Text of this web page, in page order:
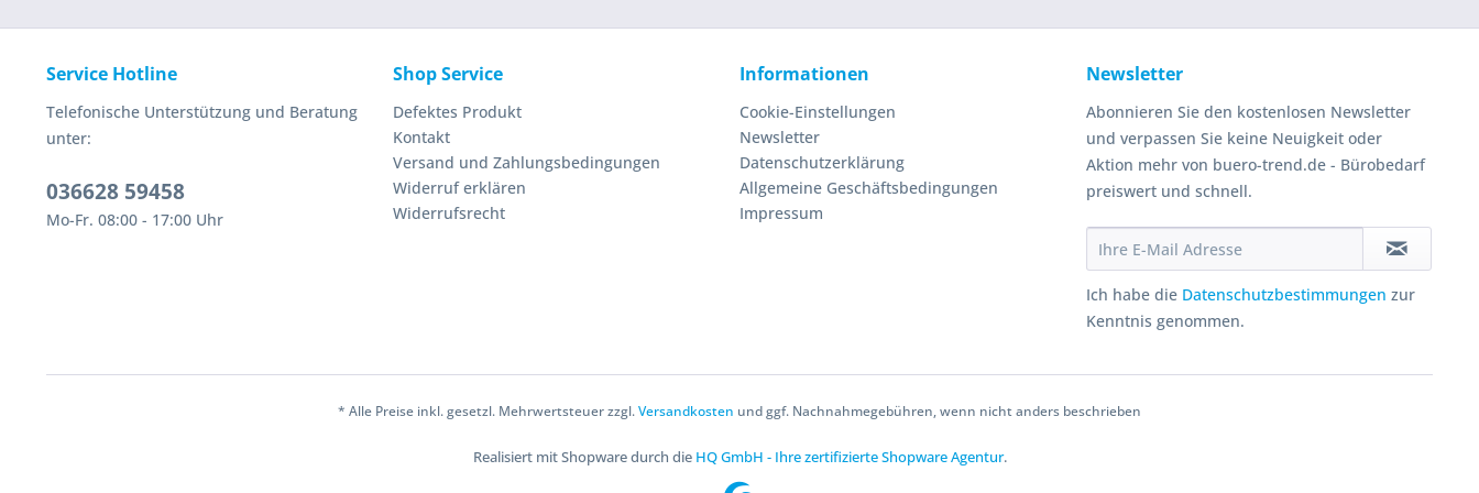
Service Hotline
Telefonische Unterstützung und Beratung
unter:
036628 59458
Mo-Fr. 08:00 - 17:00 Uhr
Shop Service
Defektes Produkt
Kontakt
Versand und Zahlungsbedingungen
Widerruf erklären
Widerrufsrecht
Informationen
Cookie-Einstellungen
Newsletter
Datenschutzerklärung
Allgemeine Geschäftsbedingungen
Impressum
Newsletter
Abonnieren Sie den kostenlosen Newsletter
und verpassen Sie keine Neuigkeit oder
Aktion mehr von buero-trend.de - Bürobedarf
preiswert und schnell.
Ich habe die Datenschutzbestimmungen zur
Kenntnis genommen.
* Alle Preise inkl. gesetzl. Mehrwertsteuer zzgl.Versandkosten und ggf. Nachnahmegebühren, wenn nicht anders beschrieben
Realisiert mit Shopware durch die HQ GmbH - Ihre zertifizierte Shopware Agentur.